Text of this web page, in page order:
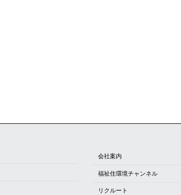
会社案内
福祉住環境チャンネル
リクルート